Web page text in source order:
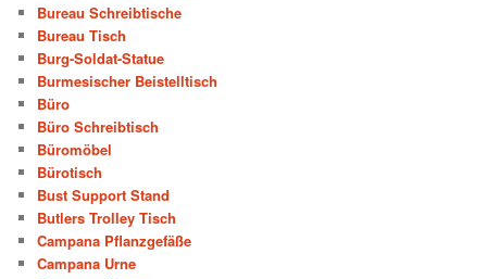
Bureau Schreibtische
Bureau Tisch
Burg-Soldat-Statue
Burmesischer Beistelltisch
Büro
Büro Schreibtisch
Büromöbel
Bürotisch
Bust Support Stand
Butlers Trolley Tisch
Campana Pflanzgefäße
Campana Urne